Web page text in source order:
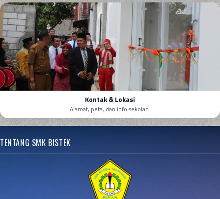
Kontak & Lokasi
Alamat, peta, dan info sekolah.
TENTANG SMK BISTEK